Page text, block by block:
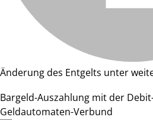
Änderung des Entgelts unter
Bargeld-Auszahlung mit der
Geldautomaten-Verbund